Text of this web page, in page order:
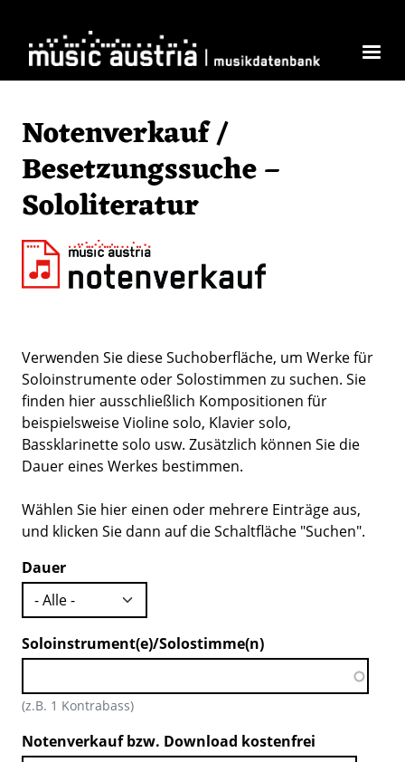
Notenverkauf /
Besetzungssuche –
Sololiteratur
Verwenden Sie diese Suchoberfläche, um Werke für
Soloinstrumente oder Solostimmen zu suchen. Sie
finden hier ausschließlich Kompositionen für
beispielsweise Violine solo, Klavier solo,
Bassklarinette solo usw. Zusätzlich können Sie die
Dauer eines Werkes bestimmen.
Wählen Sie hier einen oder mehrere Einträge aus,
und klicken Sie dann auf die Schaltfläche "Suchen".
Dauer
Soloinstrument(e)/Solostimme(n)
(z.B. 1 Kontrabass)
Notenverkauf bzw. Download kostenfrei